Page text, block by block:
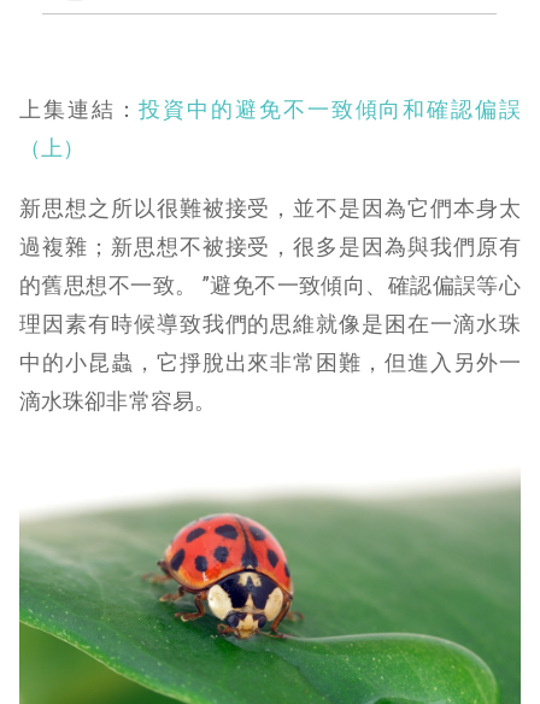
上集連結：投資中的避免不一致傾向和確認偏誤
（上）
新思想之所以很難被接受，並不是因為它們本身太
過複雜；新思想不被接受，很多是因為與我們原有
的舊思想不一致。 ”避免不一致傾向、確認偏誤等心
理因素有時候導致我們的思維就像是困在一滴水珠
中的小昆蟲，它掙脫出來非常困難，但進入另外一
滴水珠卻非常容易。